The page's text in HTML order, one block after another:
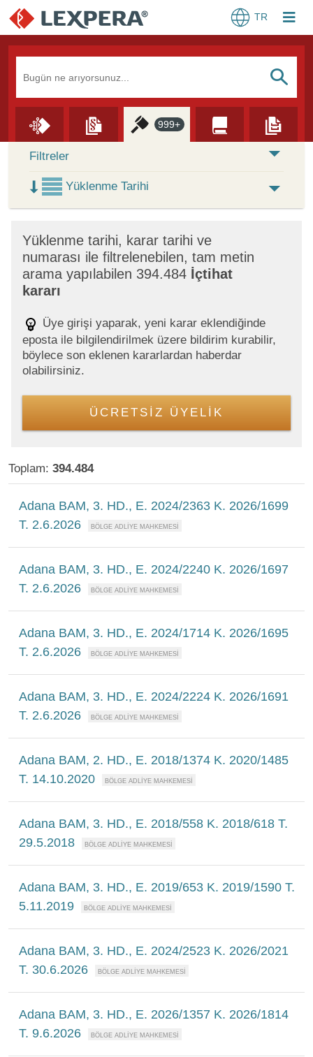
TR
S
999+
Skip to Search Results
Filtreler
Yüklenme Tarihi
Yüklenme tarihi, karar tarihi ve
numarası ile filtrelenebilen, tam metin
arama yapılabilen 394.484 İçtihat
kararı
Üye girişi yaparak, yeni karar eklendiğinde
eposta ile bilgilendirilmek üzere bildirim kurabilir,
böylece son eklenen kararlardan haberdar
olabilirsiniz.
ÜCRETSİZ ÜYELİK
Toplam: 394.484
Adana BAM, 3. HD., E. 2024/2363 K. 2026/1699
T. 2.6.2026
Adana BAM, 3. HD., E. 2024/2240 K. 2026/1697
T. 2.6.2026
Adana BAM, 3. HD., E. 2024/1714 K. 2026/1695
T. 2.6.2026
Adana BAM, 3. HD., E. 2024/2224 K. 2026/1691
T. 2.6.2026
Adana BAM, 2. HD., E. 2018/1374 K. 2020/1485
T. 14.10.2020
Adana BAM, 3. HD., E. 2018/558 K. 2018/618 T.
29.5.2018
Adana BAM, 3. HD., E. 2019/653 K. 2019/1590 T.
5.11.2019
Adana BAM, 3. HD., E. 2024/2523 K. 2026/2021
T. 30.6.2026
Adana BAM, 3. HD., E. 2026/1357 K. 2026/1814
T. 9.6.2026